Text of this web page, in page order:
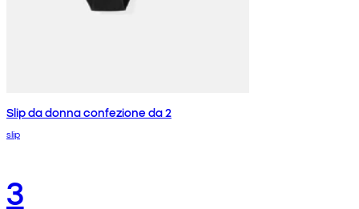
Slip da donna confezione da 2
slip
3